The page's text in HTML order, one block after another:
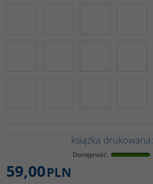
książka drukowana:
Dostępność:
59,00PLN